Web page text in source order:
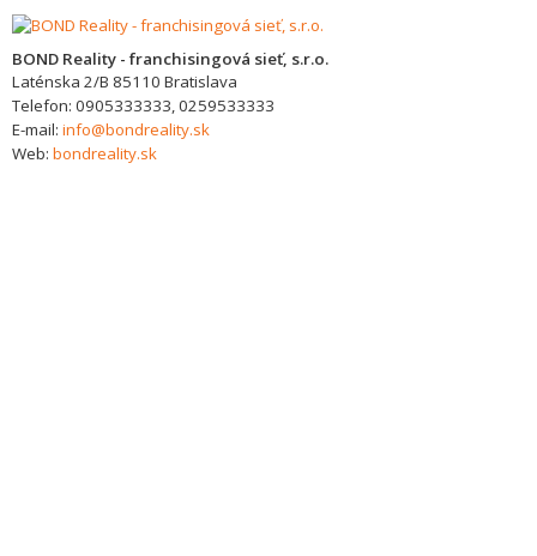
BOND Reality - franchisingová sieť, s.r.o.
Laténska 2/B 85110 Bratislava
Telefon: 0905333333, 0259533333
E-mail: info@bondreality.sk
Web: bondreality.sk